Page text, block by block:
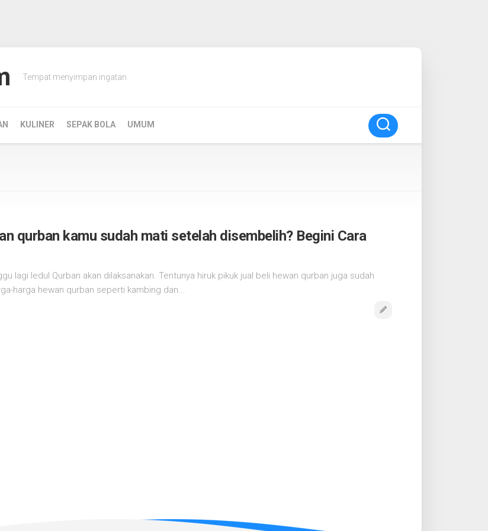
Tempat menyimpan ingatan
KULINER SEPAK BOLA UMUM
qurban kamu sudah mati setelah disembelih? Begini Cara
lagi Iedul Qurban akan dilaksanakan. Tentunya hiruk pikuk jual beli hewan qurban juga sudah
harga hewan qurban seperti kambing dan...